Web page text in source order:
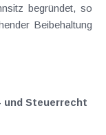
begründet, so
Beibehaltung
und Steuerrecht